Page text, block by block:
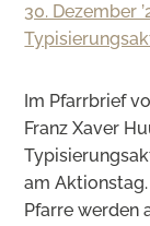
30. Dezember
Im Pfarrbrief
Franz Xaver
am
Pfarre werden